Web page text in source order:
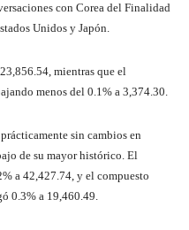
con Corea del Finalidad
Unidos y Japón.
mientras que el
menos del 0.1% a 3,374.30.
sin cambios en
de su mayor histórico. El
a 42,427.74, y el compuesto
0.3% a 19,460.49.